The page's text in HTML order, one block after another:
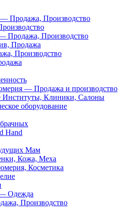
Продажа, Производство
Продажа, Производство
Продажа
Производство
— Продажа и производство
Институты, Клиники, Салоны
оборудование
Hand
Мам
Кожа, Меха
Косметика
Одежда
Производство